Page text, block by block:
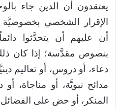
يعتقدون أن الدين جاء
الإقرار الشخصي بخصوصيَّة
أن عليهم أن يتحدَّثوا
بنصوص مقدَّسة؛ إذا كان
دعاء، أو دروس، أو تعاليم
مدائح نبويَّة، أو مناجاة،
المنكر، أو حض على